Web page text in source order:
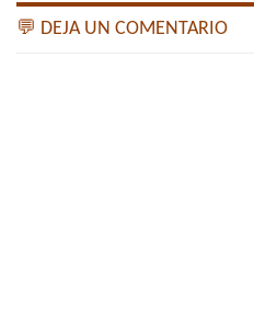
💬 DEJA UN COMENTARIO